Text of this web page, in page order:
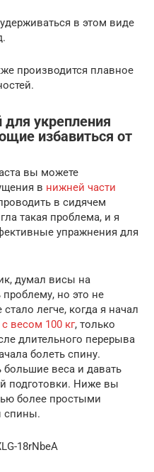
в этом виде
производится плавное
укрепления
избавиться от
вы можете
в нижней части
в сидячем
такая проблема, и я
упражнения для
думал висы на
но это не
легче, когда я начал
весом 100 кг, только
длительного перерыва
болеть спину.
большие веса и давать
подготовки. Ниже вы
более простыми
спины.
18rNbeA